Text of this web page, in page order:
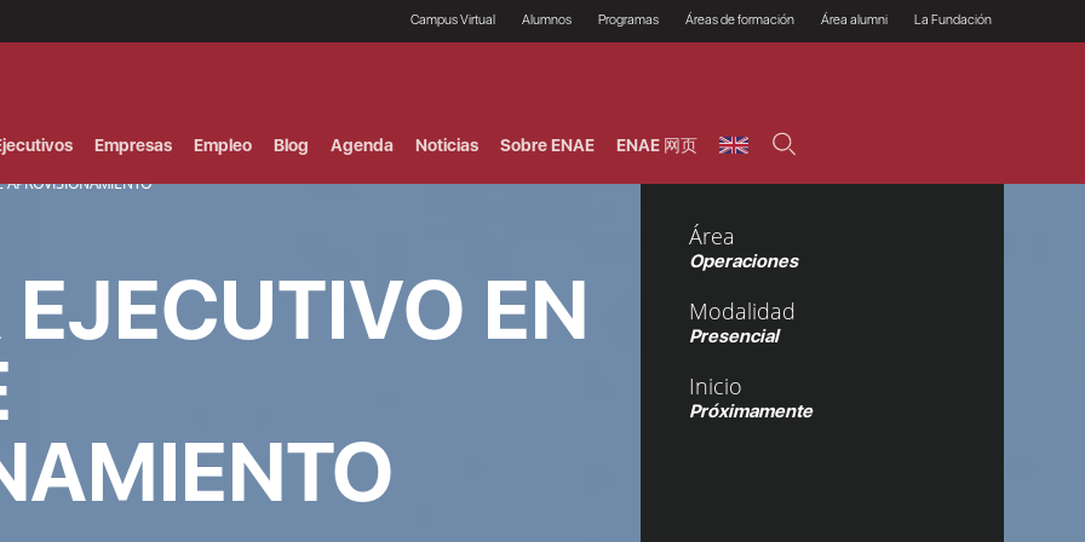
Campus Virtual Alumnos
Prácticas en empresas
Imagin LaCaixa
Préstamo Imagina
estudios Caja Rural
Programas
Programas Ejecutivos
Áreas de formación
Riesgos
Comercial / Marketing/
Ventas
Administración de
empresas
Operaciones
Área alumni La Fundación
Empresas Empleo Blog Agenda Noticias Sobre ENAE ENAE 网页
APROVISIONAMIENTO
EN
Área
Operaciones
Modalidad
Presencial
Inicio
Próximamente